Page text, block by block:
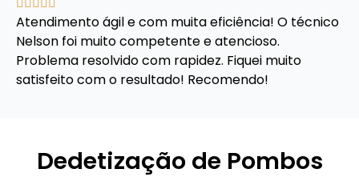
Atendimento ágil e com muita eficiência! O técnico
Nelson foi muito competente e atencioso.
Problema resolvido com rapidez. Fiquei muito
satisfeito com o resultado! Recomendo!
Dedetização de Pombos